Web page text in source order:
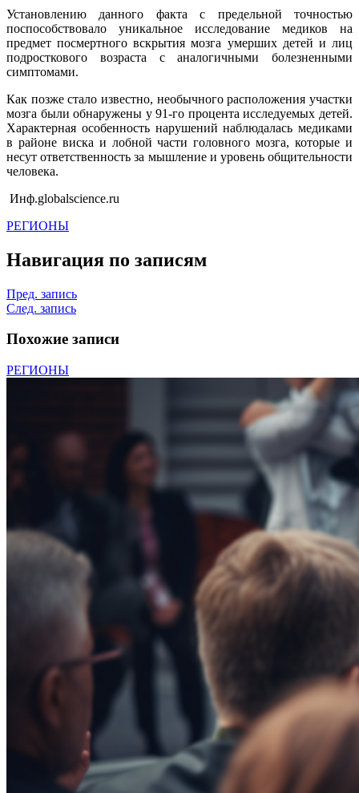
Установлению данного факта с предельной точностью
поспособствовало уникальное исследование медиков на
предмет посмертного вскрытия мозга умерших детей и лиц
подросткового возраста с аналогичными болезненными
симптомами.
Как позже стало известно, необычного расположения участки
мозга были обнаружены у 91-го процента исследуемых детей.
Характерная особенность нарушений наблюдалась медиками
в районе виска и лобной части головного мозга, которые и
несут ответственность за мышление и уровень общительности
человека.
Инф.globalscience.ru
РЕГИОНЫ
Навигация по записям
Пред. запись
След. запись
Похожие записи
РЕГИОНЫ